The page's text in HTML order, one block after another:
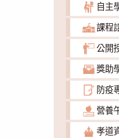
自主
課程
公開
獎助
防疫
營養
孝道